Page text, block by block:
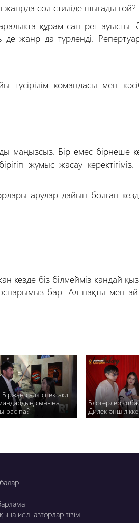
жанрда сол стиліде шығады ғой?
құрам сан рет ауысты.
де жанр да түрленді.
түсірілім командасы мен
маңызсыз. Бір емес бірнеше
жұмыс жасау
арулар дайын болған
біз білмейміз қандай
бар. Ал нақты мен
Біржан сал» спектаклі
сынына
рас па?
Блогерлер
Дилек
иелі авторлар тізімі